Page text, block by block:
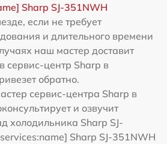
Sharp SJ-351NWH
если не требует
и длительного времени
наш мастер доставит
сервис-центр Sharp в
обратно.
сервис-центра Sharp в
и озвучит
холодильника Sharp SJ-
Sharp SJ-351NWH